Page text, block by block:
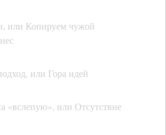
или Копируем чужой
или Гора идей
«вслепую», или Отсутствие